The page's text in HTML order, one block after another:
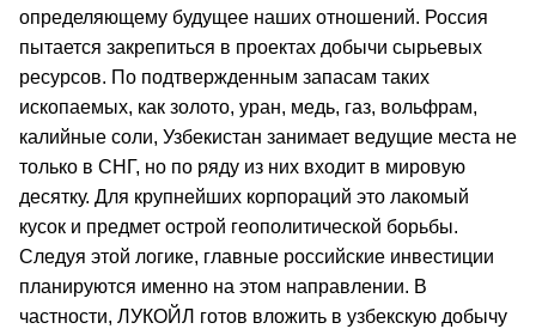
определяющему будущее наших отношений. Россия
пытается закрепиться в проектах добычи сырьевых
ресурсов. По подтвержденным запасам таких
ископаемых, как золото, уран, медь, газ, вольфрам,
калийные соли, Узбекистан занимает ведущие места не
только в СНГ, но по ряду из них входит в мировую
десятку. Для крупнейших корпораций это лакомый
кусок и предмет острой геополитической борьбы.
Следуя этой логике, главные российские инвестиции
планируются именно на этом направлении. В
частности, ЛУКОЙЛ готов вложить в узбекскую добычу